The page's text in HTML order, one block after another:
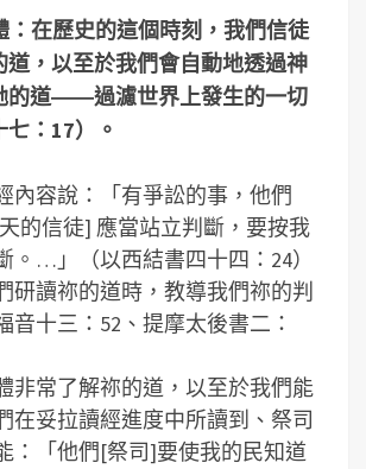
：在歷史的這個時刻，我們信徒
道，以至於我們會自動地透過神
道――過濾世界上發生的一切
七： 17）。
內容說：「有爭訟的事，他們
的信徒] 應當站立判斷，要按我
。…」（以西結書四十四：24）
研讀祢的道時，教導我們祢的判
音十三：52、提摩太後書二：
非常了解祢的道，以至於我們能
在妥拉讀經進度中所讀到、祭司
：「他們[祭司]要使我的民知道